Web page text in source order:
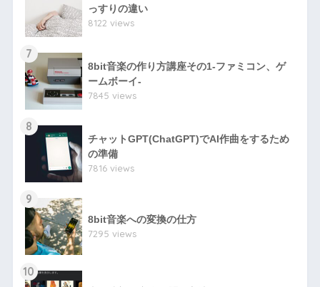
っすりの違い
8122 views
7
8bit音楽の作り方講座その1-ファミコン、ゲ
ームボーイ-
7845 views
8
チャットGPT(ChatGPT)でAI作曲をするため
の準備
7816 views
9
8bit音楽への変換の仕方
7295 views
10